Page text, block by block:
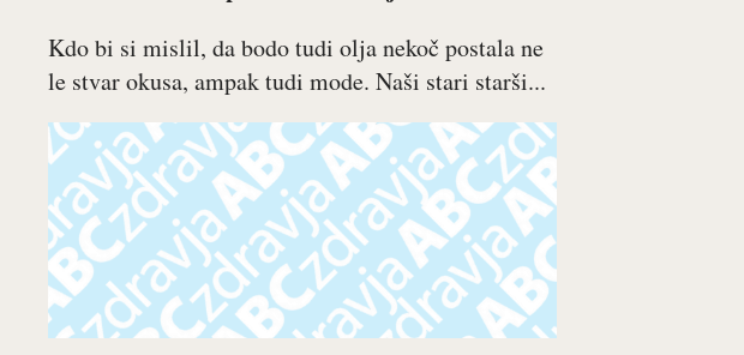
Kdo bi si mislil, da bodo tudi olja nekoč postala ne
le stvar okusa, ampak tudi mode. Naši stari starši...